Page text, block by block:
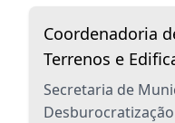
Coordenadoria
Terrenos e
Secretaria de
Desburocratização